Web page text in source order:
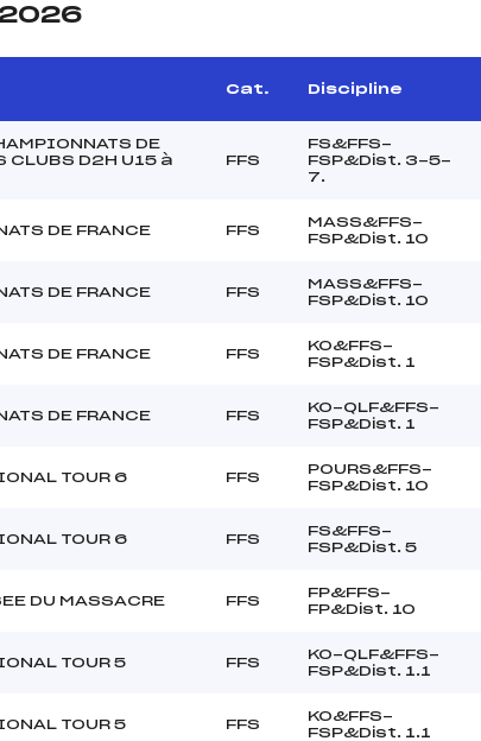
Cat. Discipline
DE
CLUBS D2H U15 à
FFS
FS&FFS-
FSP&Dist. 3-5-
7.
DE FRANCE FFS
MASS&FFS-
FSP&Dist. 10
DE FRANCE FFS
MASS&FFS-
FSP&Dist. 10
DE FRANCE FFS
KO&FFS-
FSP&Dist. 1
DE FRANCE FFS
KO-QLF&FFS-
FSP&Dist. 1
TOUR 6 FFS
POURS&FFS-
FSP&Dist. 10
TOUR 6 FFS
FS&FFS-
FSP&Dist. 5
DU MASSACRE FFS
FP&FFS-
FP&Dist. 10
TOUR 5 FFS
KO-QLF&FFS-
FSP&Dist. 1.1
TOUR 5 FFS
KO&FFS-
FSP&Dist. 1.1